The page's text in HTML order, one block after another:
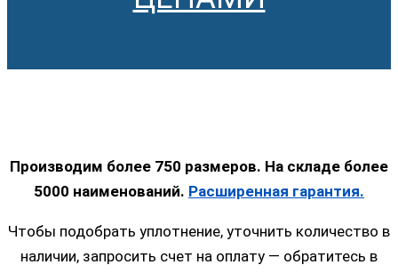
Производим более 750 размеров. На складе более
5000 наименований. Расширенная гарантия.
Чтобы подобрать уплотнение, уточнить количество в
наличии, запросить счет на оплату — обратитесь в